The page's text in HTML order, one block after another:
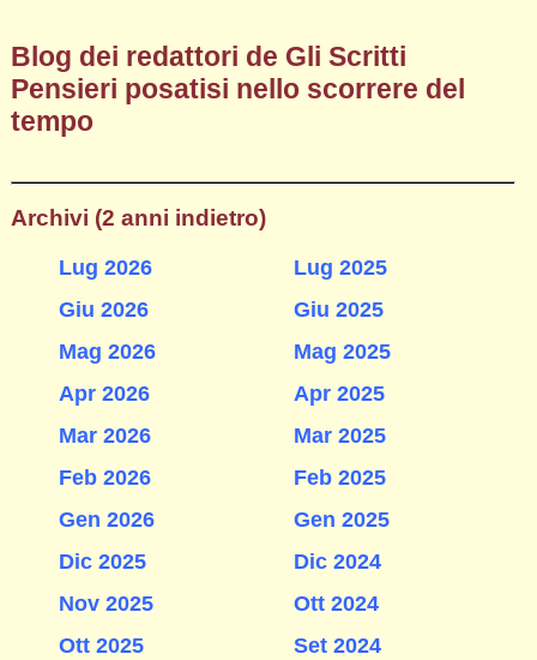
Blog dei redattori de Gli Scritti
Pensieri posatisi nello scorrere del
tempo
Archivi (2 anni indietro)
Lug 2026
Giu 2026
Mag 2026
Apr 2026
Mar 2026
Feb 2026
Gen 2026
Dic 2025
Nov 2025
Ott 2025
Lug 2025
Giu 2025
Mag 2025
Apr 2025
Mar 2025
Feb 2025
Gen 2025
Dic 2024
Ott 2024
Set 2024